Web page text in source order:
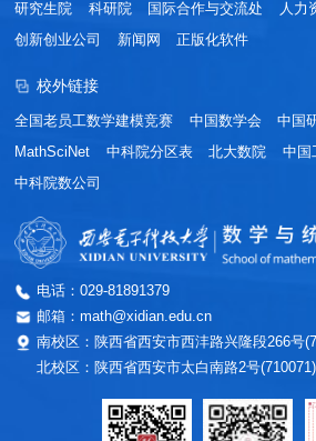
电话：029-81891379
邮箱：math@xidian.edu.cn
南校区：陕西省西安市西沣路兴隆段266号
北校区：陕西省西安市太白南路2号(710071)
研究生院 科研院 国际合作与交流处 人力
创新创业公司
新闻网 正版化软件
校外链接
全国老员工数学建模竞赛 中国数学会
中国
MathSciNet
中科院分区表 北大数院
中国
中科院数公司